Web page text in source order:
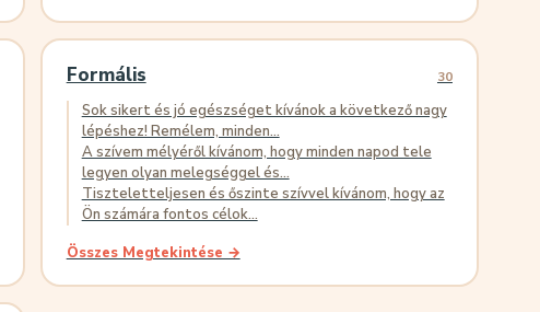
Formális 30
Sok sikert és jó egészséget kívánok a következő nagy
lépéshez! Remélem, minden...
A szívem mélyéről kívánom, hogy minden napod tele
legyen olyan melegséggel és...
Tiszteletteljesen és őszinte szívvel kívánom, hogy az
Ön számára fontos célok...
Összes Megtekintése →